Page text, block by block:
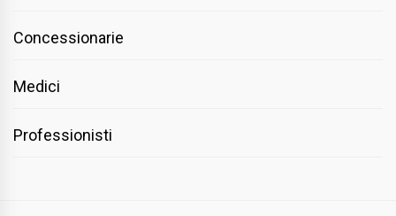
Concessionarie
Medici
Professionisti